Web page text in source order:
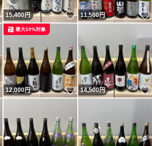
いいね！
15,400円 いいね！
11,500円
いいね！
12,000円 いいね！
最大10%対象
14,500円